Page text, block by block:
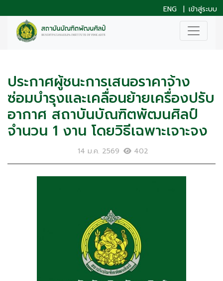
ENG | เข้าสู่ระบบ
ประกาศผู้ชนะการเสนอราคาจ้าง
ซ่อมบำรุงและเคลื่อนย้ายเครื่องปรับ
อากาศ สถาบันบัณฑิตพัฒนศิลป์
จำนวน 1 งาน โดยวิธีเฉพาะเจาะจง
14 ม.ค. 2569 402